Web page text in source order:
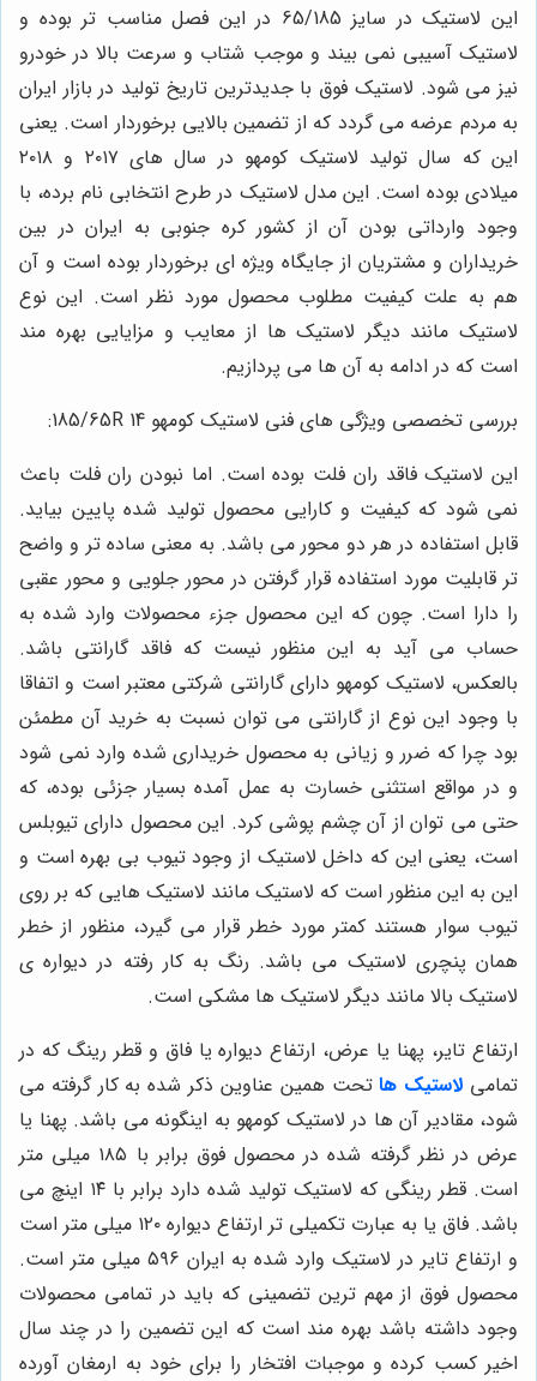
این‌ لاستیک در سایز 65/185 در این فصل مناسب تر بوده و
لاستیک آسیبی نمی بیند و موجب شتاب و سرعت بالا در خودرو
نیز می شود. لاستیک فوق با جدیدترین تاریخ تولید در بازار ایران
به مردم عرضه می گردد که از تضمین بالایی برخوردار است. یعنی
این که سال تولید لاستیک کومهو در سال های ۲۰۱۷ و ۲۰۱۸
میلادی بوده است. این مدل لاستیک در طرح انتخابی نام برده، با
وجود وارداتی بودن آن از کشور کره جنوبی به ایران در بین
خریداران و مشتریان از جایگاه ویژه ای برخوردار بوده است و آن
هم به علت کیفیت مطلوب محصول مورد نظر است. این نوع
لاستیک مانند دیگر لاستیک ها از معایب و مزایایی بهره مند
است که در ادامه به آن ها می پردازیم.
بررسی تخصصی ویژگی های فنی لاستیک کومهو 185/65R 14:
این لاستیک فاقد ران فلت بوده است. اما نبودن ران فلت باعث
نمی شود که کیفیت و کارایی محصول تولید شده پایین بیاید.
قابل استفاده در هر دو محور می باشد. به معنی ساده تر و واضح
تر قابلیت مورد استفاده قرار گرفتن در محور جلویی و محور عقبی
را دارا است. چون که این محصول جزء محصولات وارد شده به
حساب می آید به این منظور نیست که فاقد گارانتی باشد.
بالعکس، لاستیک کومهو دارای گارانتی شرکتی معتبر است و اتفاقا
با وجود این نوع از گارانتی می توان نسبت به خرید آن مطمئن
بود چرا که ضرر و زیانی به محصول خریداری شده وارد نمی شود
و در مواقع استثنی خسارت به عمل آمده بسیار جزئی بوده، که
حتی می توان از آن چشم‌ پوشی کرد. این‌ محصول دارای تیوبلس
است، یعنی این که داخل لاستیک از وجود تیوب بی بهره است و
این به این منظور است که لاستیک مانند لاستیک هایی که بر روی
تیوب سوار هستند کمتر مورد خطر قرار می گیرد، منظور از خطر
همان پنچری لاستیک می باشد. رنگ به کار رفته در دیواره ی
لاستیک بالا مانند دیگر لاستیک ها مشکی است.
ارتفاع تایر، پهنا یا عرض، ارتفاع دیواره یا فاق و قطر رینگ که در
تمامی لاستیک هاتحت همین عناوین ذکر شده به کار گرفته می
شود، مقادیر آن ها در لاستیک کومهو به اینگونه می باشد. پهنا یا
عرض در نظر گرفته شده در محصول فوق برابر با ۱۸۵ میلی متر
است. قطر رینگی که لاستیک تولید شده دارد برابر با ۱۴ اینچ می
باشد. فاق یا به عبارت تکمیلی تر ارتفاع دیواره ۱۲۰ میلی متر است
و ارتفاع تایر در لاستیک وارد شده به ایران ۵۹۶ میلی متر است.
محصول فوق از مهم ترین تضمینی که باید در تمامی محصولات
وجود داشته باشد بهره مند است که این تضمین را در چند سال
اخیر کسب کرده و موجبات افتخار را برای خود به ارمغان آورده